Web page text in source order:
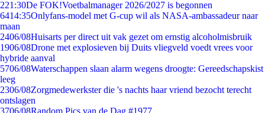
221:30De FOK!Voetbalmanager 2026/2027 is begonnen
6414:35Onlyfans-model met G-cup wil als NASA-ambassadeur naar
maan
2406/08Huisarts per direct uit vak gezet om ernstig alcoholmisbruik
1906/08Drone met explosieven bij Duits vliegveld voedt vrees voor
hybride aanval
5706/08Waterschappen slaan alarm wegens droogte: Gereedschapskist
leeg
2306/08Zorgmedewerkster die 's nachts haar vriend bezocht terecht
ontslagen
3706/08Random Pics van de Dag #1977